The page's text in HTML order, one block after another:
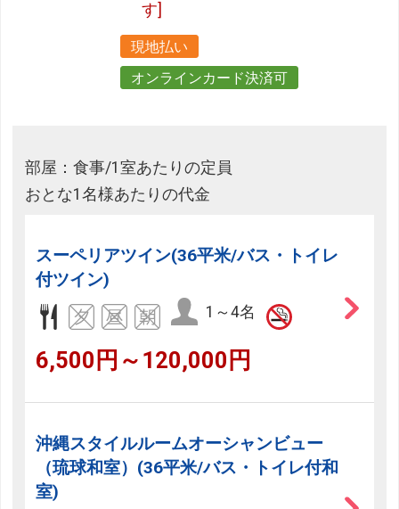
す]
現地払い
オンラインカード決済可
部屋：食事/1室あたりの定員
おとな1名様あたりの代金
スーペリアツイン(36平米/バス・トイレ
付ツイン)
1～4名
6,500円～120,000円
沖縄スタイルルームオーシャンビュー
（琉球和室）(36平米/バス・トイレ付和
室)